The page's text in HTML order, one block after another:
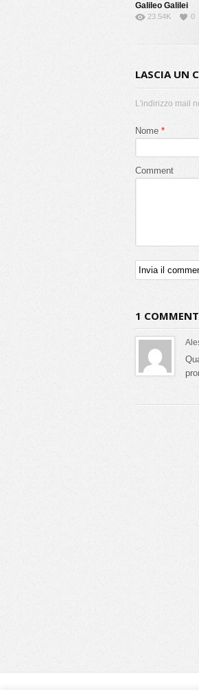
Condividi
Vaticano
Galileo Galilei
23.54K 0
LASCIA UN
L'indirizzo mail
Nome *
Comment
1